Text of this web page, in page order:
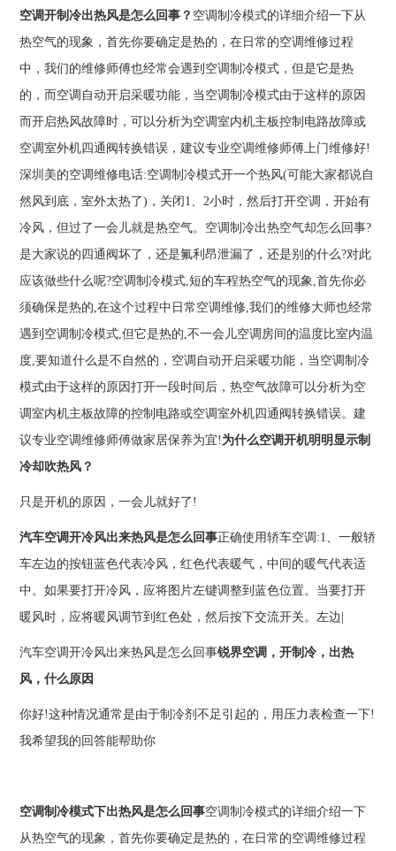
空调开制冷出热风是怎么回事？ 空调制冷模式的详细介绍一下从
热空气的现象，首先你要确定是热的，在日常的空调维修过程
中，我们的维修师傅也经常会遇到空调制冷模式，但是它是热
的，而空调自动开启采暖功能，当空调制冷模式由于这样的原因
而开启热风故障时，可以分析为空调室内机主板控制电路故障或
空调室外机四通阀转换错误，建议专业空调维修师傅上门维修好!
深圳美的空调维修电话:空调制冷模式开一个热风(可能大家都说自
然风到底，室外太热了)，关闭1、2小时，然后打开空调，开始有
冷风，但过了一会儿就是热空气。空调制冷出热空气却怎么回事?
是大家说的四通阀坏了，还是氟利昂泄漏了，还是别的什么?对此
应该做些什么呢?空调制冷模式,短的车程热空气的现象,首先你必
须确保是热的,在这个过程中日常空调维修,我们的维修大师也经常
遇到空调制冷模式,但它是热的,不一会儿空调房间的温度比室内温
度,要知道什么是不自然的，空调自动开启采暖功能，当空调制冷
模式由于这样的原因打开一段时间后，热空气故障可以分析为空
调室内机主板故障的控制电路或空调室外机四通阀转换错误。建
议专业空调维修师傅做家居保养为宜! 为什么空调开机明明显示制
冷却吹热风？
只是开机的原因，一会儿就好了!
汽车空调开冷风出来热风是怎么回事正确使用轿车空调:1、一般轿
车左边的按钮蓝色代表冷风，红色代表暖气，中间的暖气代表适
中。如果要打开冷风，应将图片左键调整到蓝色位置。当要打开
暖风时，应将暖风调节到红色处，然后按下交流开关。左边|
汽车空调开冷风出来热风是怎么回事锐界空调，开制冷，出热
风，什么原因
你好!这种情况通常是由于制冷剂不足引起的，用压力表检查一下!
我希望我的回答能帮助你
空调制冷模式下出热风是怎么回事空调制冷模式的详细介绍一下
从热空气的现象，首先你要确定是热的，在日常的空调维修过程